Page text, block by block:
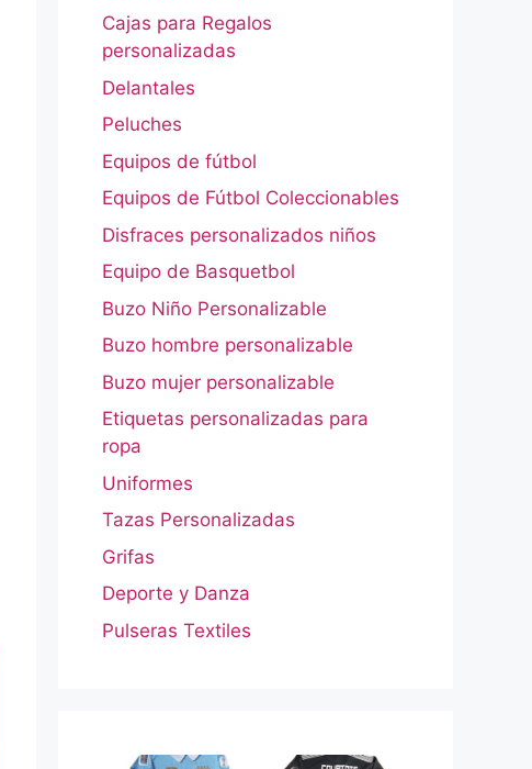
Cajas para Regalos
personalizadas
Delantales
Peluches
Equipos de fútbol
Equipos de Fútbol Coleccionables
Disfraces personalizados niños
Equipo de Basquetbol
Buzo Niño Personalizable
Buzo hombre personalizable
Buzo mujer personalizable
Etiquetas personalizadas para
ropa
Uniformes
Tazas Personalizadas
Grifas
Deporte y Danza
Pulseras Textiles